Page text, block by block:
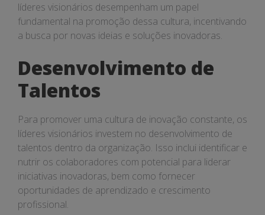
líderes visionários desempenham um papel
fundamental na promoção dessa cultura, incentivando
a busca por novas ideias e soluções inovadoras.
Desenvolvimento de
Talentos
Para promover uma cultura de inovação constante, os
líderes visionários investem no desenvolvimento de
talentos dentro da organização. Isso inclui identificar e
nutrir os colaboradores com potencial para liderar
iniciativas inovadoras, bem como fornecer
oportunidades de aprendizado e crescimento
profissional.